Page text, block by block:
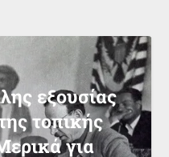
εξουσίας
τοπικής
για